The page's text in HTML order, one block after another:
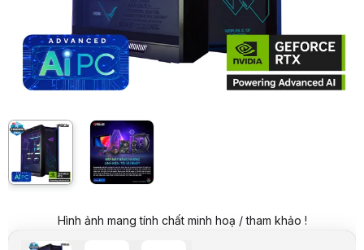
Giá đã bao gồm VAT
Mã sản phẩm:
PCWS0503
Bảo hành:theo từng linh kiện
Thương hiệu:HACOM
Tình trạng:
Order trước – giao sau
Thêm vào giỏ hàng
Mua ngay
Mua trả góp 0%
CPU: Intel Core i9-14900K - 24 nhân 32 luồng (Upto 6GHz)
Main: Z790
RAM: 2x 32GB DDR5 5600MHz
Ổ cứng: 2TB SSD ((Đọc 7450MB/s - Ghi 6900MB/s)
OS: Chưa có
Thông số kỹ thuật
Hình ảnh mang tính chất minh hoạ / tham khảo !